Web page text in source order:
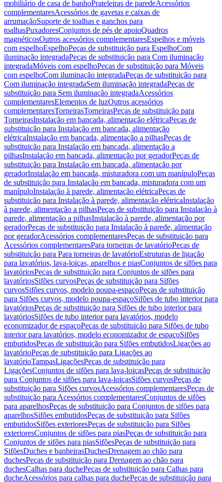
mobiliário de casa de banhoPrateleiras de paredeAcessórios
complementaresAcessórios de gavetas e caixas de
arrumaçãoSuporte de toalhas e ganchos para
toalhasPuxadoresConjuntos de pés de apoioQuadros
magnéticosOutros acessórios complementaresEspelhos e móveis
com espelhoEspelhoPeças de substituição para EspelhoCom
iluminação integradaPeças de substituição para Com iluminação
integradaMóveis com espelhoPeças de substituição para Móveis
com espelhoCom iluminação integradaPeças de substituição para
Com iluminação integradaSem iluminação integradaPeças de
substituição para Sem iluminação integradaAcessórios
complementaresElementos de luzOutros acessórios
complementaresTorneirasTorneirasPeças de substituição para
TorneirasInstalação em bancada, alimentação elétricaPeças de
substituição para Instalação em bancada, alimentação
elétricaInstalação em bancada, alimentação a pilhasPeças de
substituição para Instalação em bancada, alimentação a
pilhasInstalação em bancada, alimentação por geradorPeças de
substituição para Instalação em bancada, alimentação por
geradorInstalação em bancada, misturadora com um manípuloPeças
de substituição para Instalação em bancada, misturadora com um
manípuloInstalação à parede, alimentação elétricaPeças de
substituição para Instalação à parede, alimentação elétricaInstalação
à parede, alimentação a pilhasPeças de substituição para Instalação à
parede, alimentação a pilhasInstalação à parede, alimentação por
geradorPeças de substituição para Instalação à parede, alimentação
por geradorAcessórios complementaresPeças de substituição para
Acessórios complementaresPara torneiras de lavatórioPeças de
substituição para Para torneiras de lavatórioEstruturas de ligação
para lavatórios, lava-loiças, aparelhos e piasConjuntos de sifões para
lavatóriosPeças de substituição para Conjuntos de sifões para
lavatóriosSifões curvosPeças de substituição para Sifões
curvosSifões curvos, modelo poupa-espaçoPeças de substituição
para Sifões curvos, modelo poupa-espaçoSifões de tubo interior para
lavatóriosPeças de substituição para Sifões de tubo interior para
lavatóriosSifões de tubo interior para lavatórios, modelo
economizador de espaçoPeças de substituição para Sifões de tubo
interior para lavatórios, modelo economizador de espaçoSifões
embutidosPeças de substituição para Sifões embutidosLigações ao
lavatórioPeças de substituição para Ligações ao
lavatórioTampasLigaçõesPeças de substituição para
LigaçõesConjuntos de sifões para lava-loiçasPeças de substituição
para Conjuntos de sifões para lava-loiçasSifões curvosPeças de
substituição para Sifões curvosAcessórios complementaresPeças de
substituição para Acessórios complementaresConjuntos de sifões
para aparelhosPeças de substituição para Conjuntos de sifões para
aparelhosSifões embutidosPeças de substituição para Sifões
embutidosSifões exterioresPeças de substituição para Sifões
exterioresConjuntos de sifões para piasPeças de substituição para
Conjuntos de sifões para piasSifõesPeças de substituição para
SifõesDuches e banheirasDuchesDrenagem ao chão para
duchesPeças de substituição para Drenagem ao chão para
duchesCalhas para duchePeças de substituição para Calhas para
ducheAcessórios para calhas para duchePeças de substituição para